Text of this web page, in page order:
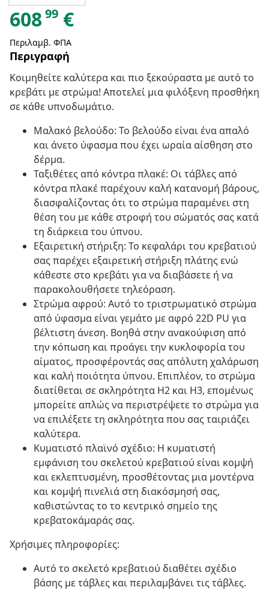
60899 €
Περιλαμβ. ΦΠΑ
Περιγραφή
Κοιμηθείτε καλύτερα και πιο ξεκούραστα με αυτό το
κρεβάτι με στρώμα! Αποτελεί μια φιλόξενη προσθήκη
σε κάθε υπνοδωμάτιο.
Μαλακό βελούδο: Το βελούδο είναι ένα απαλό
και άνετο ύφασμα που έχει ωραία αίσθηση στο
δέρμα.
Ταξιθέτες από κόντρα πλακέ: Οι τάβλες από
κόντρα πλακέ παρέχουν καλή κατανομή βάρους,
διασφαλίζοντας ότι το στρώμα παραμένει στη
θέση του με κάθε στροφή του σώματός σας κατά
τη διάρκεια του ύπνου.
Εξαιρετική στήριξη: Το κεφαλάρι του κρεβατιού
σας παρέχει εξαιρετική στήριξη πλάτης ενώ
κάθεστε στο κρεβάτι για να διαβάσετε ή να
παρακολουθήσετε τηλεόραση.
Στρώμα αφρού: Αυτό το τριστρωματικό στρώμα
από ύφασμα είναι γεμάτο με αφρό 22D PU για
βέλτιστη άνεση. Βοηθά στην ανακούφιση από
την κόπωση και προάγει την κυκλοφορία του
αίματος, προσφέροντάς σας απόλυτη χαλάρωση
και καλή ποιότητα ύπνου. Επιπλέον, το στρώμα
διατίθεται σε σκληρότητα H2 και H3, επομένως
μπορείτε απλώς να περιστρέψετε το στρώμα για
να επιλέξετε τη σκληρότητα που σας ταιριάζει
καλύτερα.
Κυματιστό πλαϊνό σχέδιο: Η κυματιστή
εμφάνιση του σκελετού κρεβατιού είναι κομψή
και εκλεπτυσμένη, προσθέτοντας μια μοντέρνα
και κομψή πινελιά στη διακόσμησή σας,
καθιστώντας το το κεντρικό σημείο της
κρεβατοκάμαράς σας.
Χρήσιμες πληροφορίες:
Αυτό το σκελετό κρεβατιού διαθέτει σχέδιο
βάσης με τάβλες και περιλαμβάνει τις τάβλες.